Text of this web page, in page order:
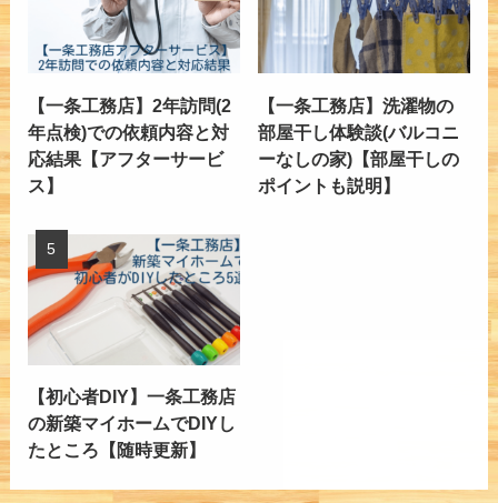
【一条工務店】2年訪問(2
年点検)での依頼内容と対
応結果【アフターサービ
ス】
【一条工務店】洗濯物の
部屋干し体験談(バルコニ
ーなしの家)【部屋干しの
ポイントも説明】
【初心者DIY】一条工務店
の新築マイホームでDIYし
たところ【随時更新】